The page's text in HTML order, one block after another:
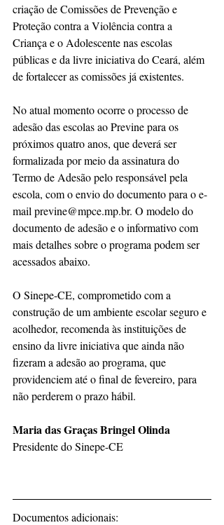
criação de Comissões de Prevenção e
Proteção contra a Violência contra a
Criança e o Adolescente nas escolas
públicas e da livre iniciativa do Ceará, além
de fortalecer as comissões já existentes.
No atual momento ocorre o processo de
adesão das escolas ao Previne para os
próximos quatro anos, que deverá ser
formalizada por meio da assinatura do
Termo de Adesão pelo responsável pela
escola, com o envio do documento para o e-
mail previne@mpce.mp.br. O modelo do
documento de adesão e o informativo com
mais detalhes sobre o programa podem ser
acessados abaixo.
O Sinepe-CE, comprometido com a
construção de um ambiente escolar seguro e
acolhedor, recomenda às instituições de
ensino da livre iniciativa que ainda não
fizeram a adesão ao programa, que
providenciem até o final de fevereiro, para
não perderem o prazo hábil.
Maria das Graças Bringel Olinda
Presidente do Sinepe-CE
Documentos adicionais: